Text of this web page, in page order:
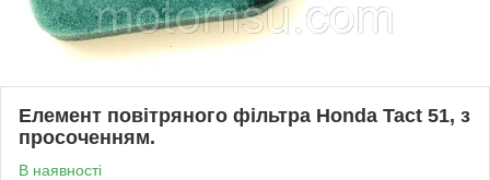
Елемент повітряного фільтра Honda Tact 51, з
просоченням.
В наявності